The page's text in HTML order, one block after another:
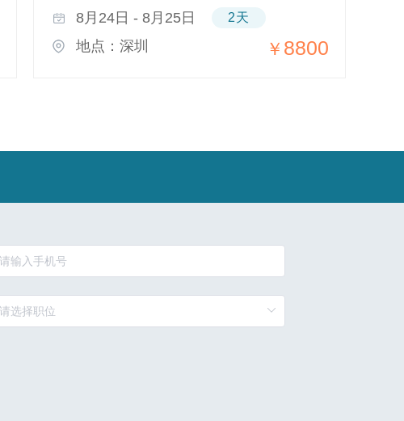
8月24日 - 8月25日 2天
地点：深圳 ￥ 8800